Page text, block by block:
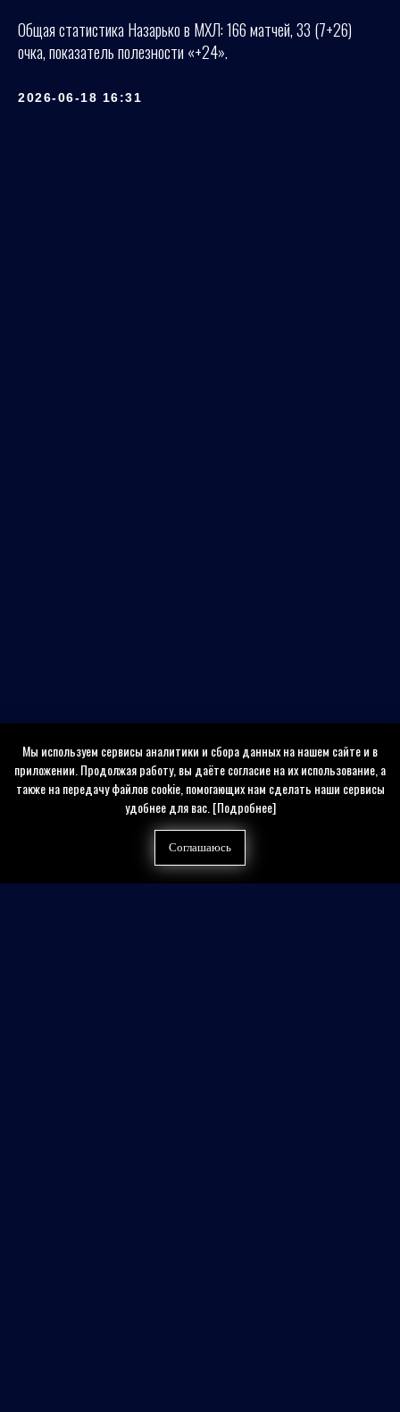
Мы используем сервисы аналитики и сбора данных на нашем сайте и в
приложении. Продолжая работу, вы даёте согласие на их использование, а
также на передачу файлов cookie, помогающих нам сделать наши сервисы
удобнее для вас.[Подробнее]
Соглашаюсь
Общая статистика Назарько в МХЛ: 166 матчей, 33 (7+26)
очка, показатель полезности «+24».
2026-06-18 16:31